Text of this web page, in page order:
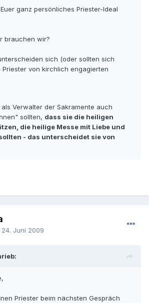
ganz persönliches Priester-Ideal
brauchen wir?
sich (oder sollten sich
von kirchlich engagierten
Verwalter der Sakramente auch
sollten, dass sie die heiligen
die heilige Messe mit Liebe und
- das unterscheidet sie von
24. Juni 2009
Priester beim nächsten Gespräch